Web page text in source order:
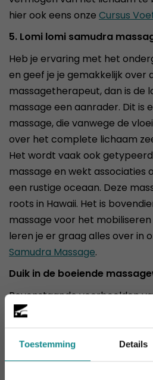
Toestemming Details
hier ook eens onze Cursus
5. Lomi lomi samudra
Heb je ervaring met het
en geef je je gemakkelijk over
massagetherapeut, dan is de
massage een aanrader. Dit is
massage, die vanwege de
over het complete lichaam
Het wordt vaak ook
massage en wekt associaties
een rustige oceaan. Deze
roots in Hawaii. Het is
massage voor het
leren je er graag alles over in
Samudra Massage.
Duik in de boeiende
Bovenstaande voorbeelden
massagebehandelingen zijn
uit de talloze behandelwijzen
de wellness branche. Er is
ontdekken en te ervaren! Wil